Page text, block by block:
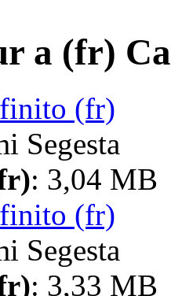
a (fr)
(fr)
Segesta
: 3,04 MB
(fr)
Segesta
: 3,33 MB